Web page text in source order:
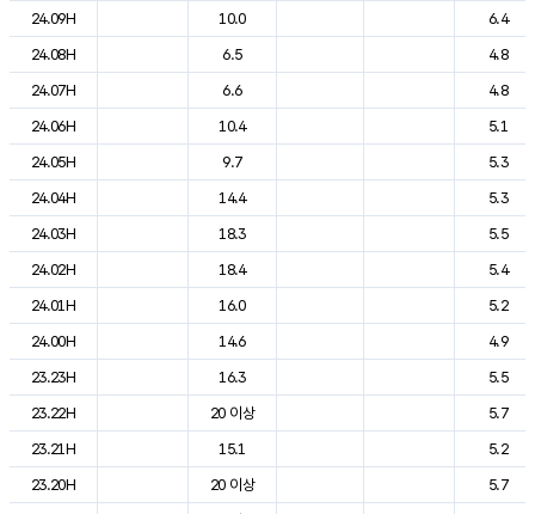
24.09H
10.0
6.4
24.08H
6.5
4.8
24.07H
6.6
4.8
24.06H
10.4
5.1
24.05H
9.7
5.3
24.04H
14.4
5.3
24.03H
18.3
5.5
24.02H
18.4
5.4
24.01H
16.0
5.2
24.00H
14.6
4.9
23.23H
16.3
5.5
23.22H
20 이상
5.7
23.21H
15.1
5.2
23.20H
20 이상
5.7